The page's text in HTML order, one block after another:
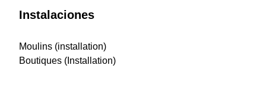
Instalaciones
Moulins (installation)
Boutiques (Installation)